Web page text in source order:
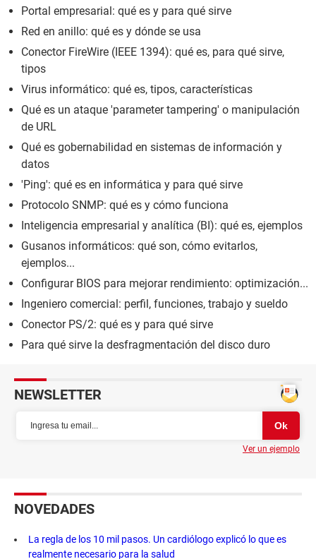
Portal empresarial: qué es y para qué sirve
Red en anillo: qué es y dónde se usa
Conector FireWire (IEEE 1394): qué es, para qué sirve,
tipos
Virus informático: qué es, tipos, características
Qué es un ataque 'parameter tampering' o manipulación
de URL
Qué es gobernabilidad en sistemas de información y
datos
'Ping': qué es en informática y para qué sirve
Protocolo SNMP: qué es y cómo funciona
Inteligencia empresarial y analítica (BI): qué es, ejemplos
Gusanos informáticos: qué son, cómo evitarlos,
ejemplos...
Configurar BIOS para mejorar rendimiento: optimización...
Ingeniero comercial: perfil, funciones, trabajo y sueldo
Conector PS/2: qué es y para qué sirve
Para qué sirve la desfragmentación del disco duro
NEWSLETTER
Ver un ejemplo
NOVEDADES
La regla de los 10 mil pasos. Un cardiólogo explicó lo que es
realmente necesario para la salud